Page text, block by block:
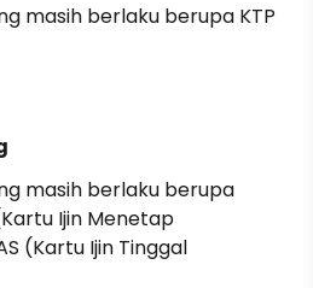
masih berlaku berupa KTP
masih berlaku berupa
Ijin Menetap
(Kartu Ijin Tinggal